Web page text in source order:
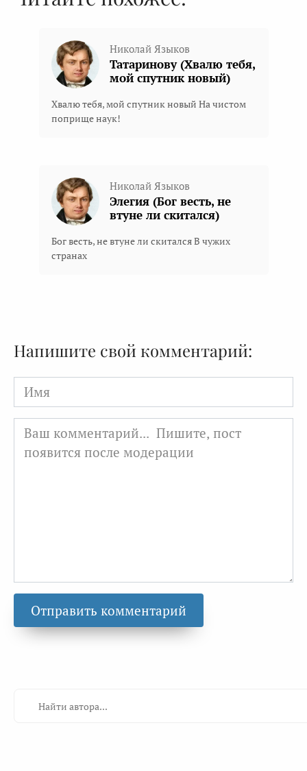
Николай Языков
Татаринову (Хвалю тебя,
мой спутник новый)
Хвалю тебя, мой спутник новый На чистом
поприще наук!
Николай Языков
Элегия (Бог весть, не
втуне ли скитался)
Бог весть, не втуне ли скитался В чужих
странах
Напишите свой комментарий:
Имя